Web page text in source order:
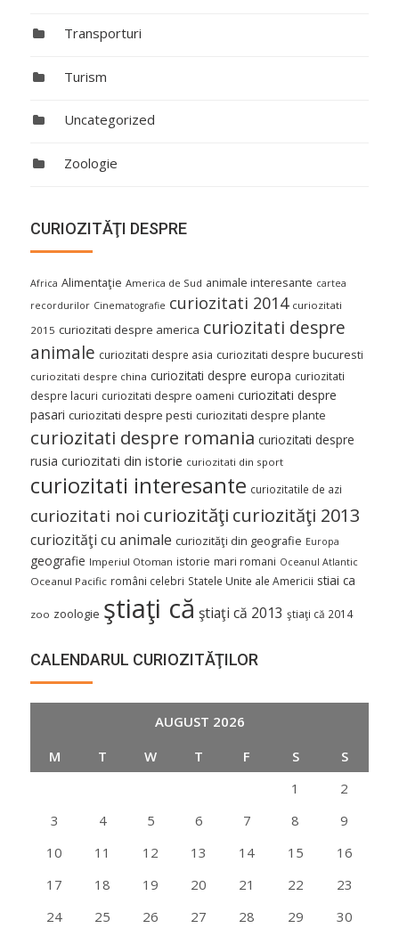
Transporturi
Turism
Uncategorized
Zoologie
CURIOZITĂŢI DESPRE
Africa Alimentaţie America de Sud animale interesante cartea
recordurilor Cinematografie curiozitati 2014 curiozitati
2015 curiozitati despre america curiozitati despre
animale curiozitati despre asia curiozitati despre bucuresti
curiozitati despre china curiozitati despre europa curiozitati
despre lacuri curiozitati despre oameni curiozitati despre
pasari curiozitati despre pesti curiozitati despre plante
curiozitati despre romania curiozitati despre
rusia curiozitati din istorie curiozitati din sport
curiozitati interesante curiozitatile de azi
curiozitati noi curiozităţi curiozităţi 2013
curiozităţi cu animale curiozităţi din geografie Europa
geografie Imperiul Otoman istorie mari romani Oceanul Atlantic
Oceanul Pacific români celebri Statele Unite ale Americii stiai ca
zoo zoologie ştiaţi că ştiaţi că 2013 ştiaţi că 2014
CALENDARUL CURIOZITĂŢILOR
AUGUST 2026
M
T W T F S
S
1
2
3
4 5 6 7 8
9
10
11 12 13 14 15
16
17
18 19 20 21 22
23
24
25 26 27 28 29 30